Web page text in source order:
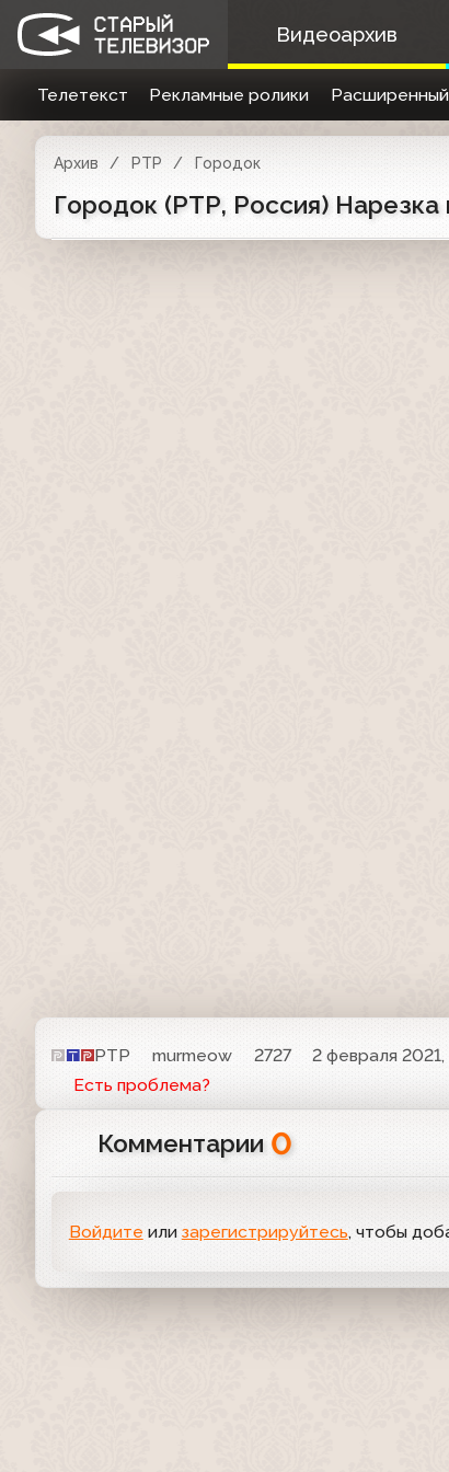
Видеоархив
Телетекст Рекламные ролики Расширенный
Архив РТР Городок
Городок (РТР, Россия) Нарезка
РТР murmeow 2727
2 февраля 2021,
Есть проблема?
Комментарии 0
Войдите или зарегистрируйтесь, чтобы